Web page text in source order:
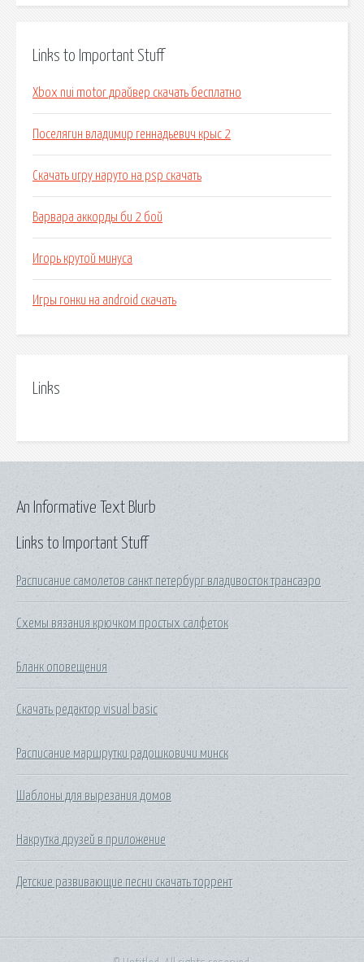
Links to Important Stuff
Xbox nui motor драйвер скачать бесплатно
Поселягин владимир геннадьевич крыс 2
Скачать игру наруто на psp скачать
Варвара аккорды би 2 бой
Игорь крутой минуса
Игры гонки на android скачать
Links
Links to Important Stuff
Расписание самолетов санкт петербург владивосток трансаэро
Схемы вязания крючком простых салфеток
Бланк оповещения
Скачать редактор visual basic
Расписание маршрутки радошковичи минск
Шаблоны для вырезания домов
Накрутка друзей в приложение
Детские развивающие песни скачать торрент
An Informative Text Blurb